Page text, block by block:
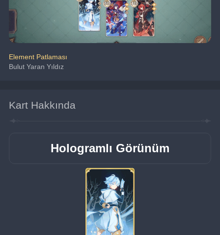
Element Patlaması
Bulut Yaran Yıldız
Kart Hakkında
Hologramlı Görünüm